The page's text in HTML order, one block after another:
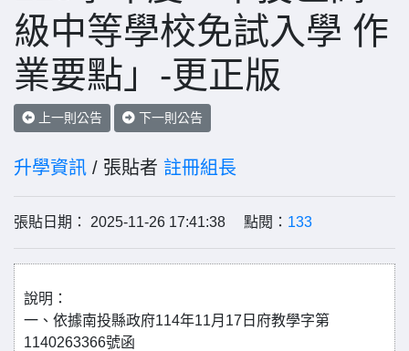
級中等學校免試入學 作
業要點」-更正版
上一則公告 下一則公告
升學資訊 / 張貼者 註冊組長
張貼日期： 2025-11-26 17:41:38 點閱： 133
說明：
一、依據南投縣政府114年11月17日府教學字第
1140263366號函